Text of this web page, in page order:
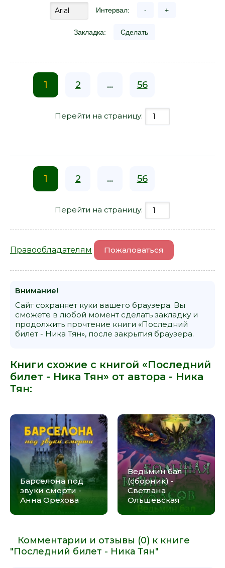
Интервал: - +
Закладка: Сделать
1 2 ... 56
Перейти на страницу:
1 2 ... 56
Перейти на страницу:
Правообладателям Пожаловаться
Внимание!
Сайт сохраняет куки вашего браузера. Вы
сможете в любой момент сделать закладку и
продолжить прочтение книги «Последний
билет - Ника Тян», после закрытия браузера.
Книги схожие с книгой «Последний
билет - Ника Тян» от автора - Ника
Тян:
Барселона под
звуки смерти -
Анна Орехова
Ведьмин бал
(сборник) -
Светлана
Ольшевская
Комментарии и отзывы (0) к книге
"Последний билет - Ника Тян"